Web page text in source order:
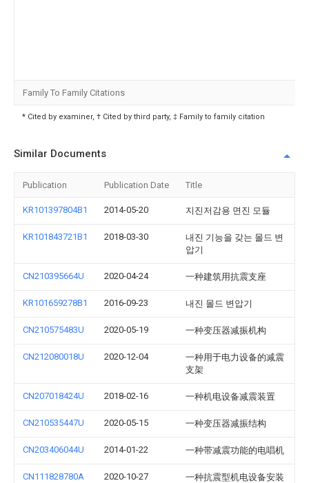
Family To Family Citations
* Cited by examiner, † Cited by third party, ‡ Family to family citation
Similar Documents
Publication Publication Date Title
KR101397804B1 2014-05-20 지진저감용 면진 모듈
KR101843721B1 2018-03-30
내진 기능을 갖는 몰드 변
압기
CN210395664U 2020-04-24 一种建筑用抗震支座
KR101659278B1 2016-09-23 내진 몰드 변압기
CN210575483U 2020-05-19 一种变压器减振机构
CN212080018U 2020-12-04
一种用于电力设备的减震
支架
CN207018424U 2018-02-16 一种机电设备减震装置
CN210535447U 2020-05-15 一种变压器减振结构
CN203406044U 2014-01-22 一种带减震功能的电唱机
CN111828780A 2020-10-27
一种抗震型机电设备安装